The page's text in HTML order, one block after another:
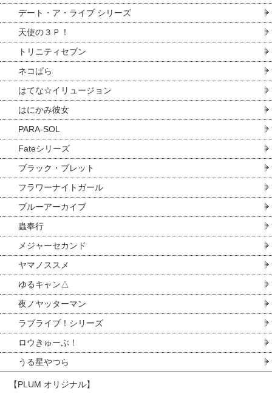
デート・ア・ライブ シリーズ
天使の３Ｐ！
トリニティセブン
ネコぱら
はてな☆イリュージョン
はにかみ彼女
PARA-SOL
Fateシリーズ
ブラック・ブレット
フラワーナイトガール
ブルーアーカイブ
蟲奉行
メジャーセカンド
ヤマノススメ
ゆるキャン△
夜ノヤッターマン
ラブライブ！シリーズ
ロウきゅーぶ！
うる星やつら
【PLUM オリジナル】